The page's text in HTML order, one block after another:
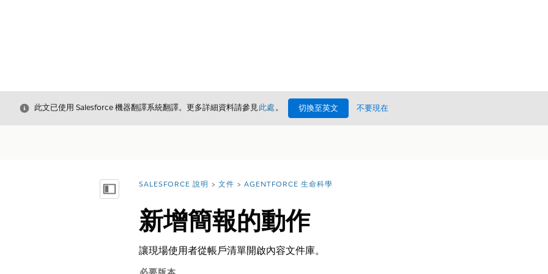
結束
此文已使用 Salesforce 機器翻譯系統翻譯。更多詳細資料請參見此處。 切換至英文 不要現在
顯示目錄 您位於此處：
SALESFORCE 說明 文件 AGENTFORCE 生命科學
新增簡報的動作
讓現場使用者從帳戶清單開啟內容文件庫。